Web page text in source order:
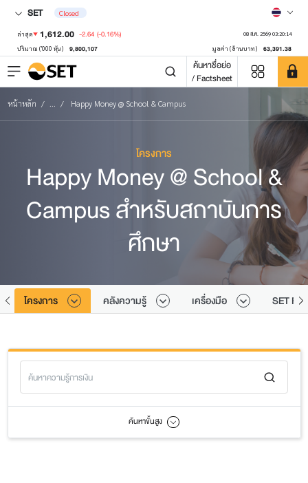
SET Closed
ล่าสุด 1,612.00 -2.64 (-0.16%) 08 ส.ค. 2569 03:20:14
ปริมาณ ('000 หุ้น) 9,800,107 มูลค่า (ล้านบาท) 63,391.38
ค้นหาชื่อย่อ
/ Factsheet
หน้าหลัก ... Happy Money @ School & Campus
โครงการ
Happy Money @ School &
Campus สำหรับสถาบันการ
ศึกษา
โครงการ คลังความรู้ เครื่องมือ SET
ค้นหาขั้นสูง